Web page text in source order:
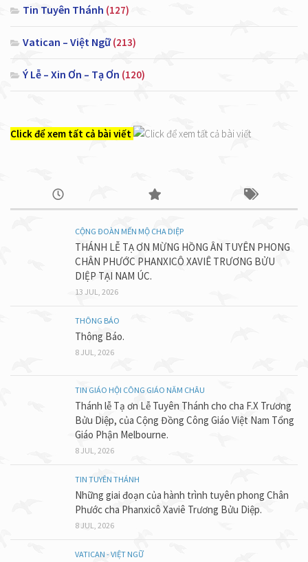
Tin Tuyên Thánh (127)
Vatican – Việt Ngữ(213)
Ý Lễ – Xin Ơn – Tạ Ơn (120)
Click để xem tất cả bài viết
CỘNG ĐOÀN MẾN MỘ CHA DIỆP
THÁNH LỄ TẠ ƠN MỪNG HỒNG ÂN TUYÊN PHONG
CHÂN PHƯỚC PHANXICÔ XAVIÊ TRƯƠNG BỬU
DIỆP TẠI NAM ÚC.
13 JUL, 2026
THÔNG BÁO
Thông Báo.
8 JUL, 2026
TIN GIÁO HỘI CÔNG GIÁO NĂM CHÂU
Thánh lễ Tạ ơn Lễ Tuyên Thánh cho cha F.X Trương
Bửu Diệp, của Cộng Đồng Công Giáo Việt Nam Tổng
Giáo Phận Melbourne.
8 JUL, 2026
TIN TUYÊN THÁNH
Những giai đoạn của hành trình tuyên phong Chân
Phước cha Phanxicô Xaviê Trương Bửu Diệp.
8 JUL, 2026
VATICAN - VIỆT NGỮ